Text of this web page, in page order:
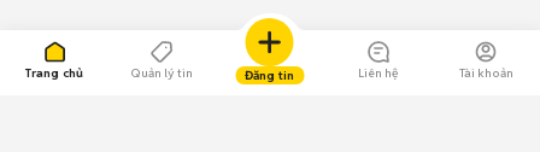
Trang chủ Quản lý tin Đăng tin Liên hệ Tài khoản